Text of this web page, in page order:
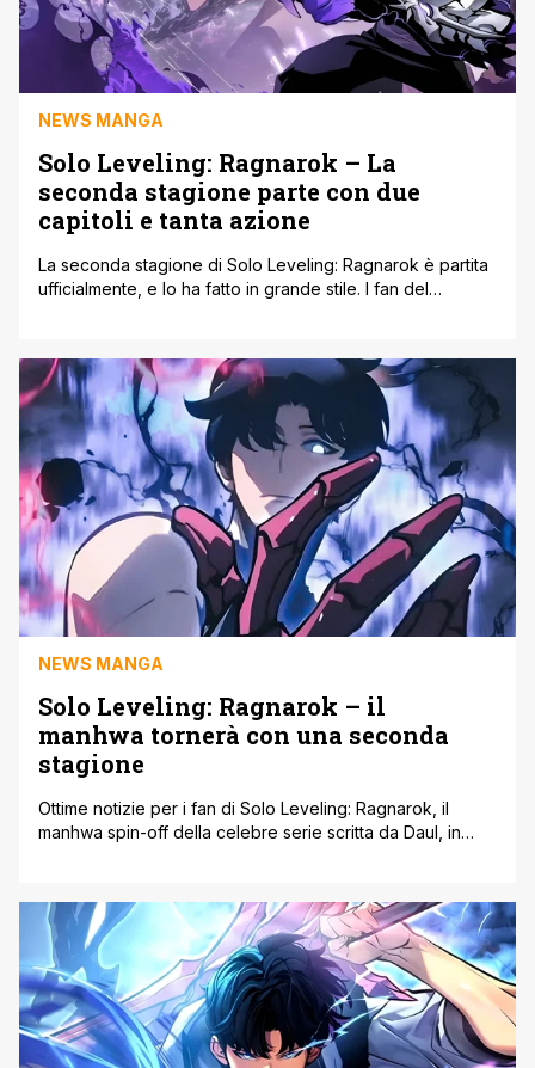
NEWS MANGA
Solo Leveling: Ragnarok – La
seconda stagione parte con due
capitoli e tanta azione
La seconda stagione di Solo Leveling: Ragnarok è partita
ufficialmente, e lo ha fatto in grande stile. I fan del
capitoli, che hanno già riacceso le discussioni e le teorie
online. Un ritorno molto atteso Dopo la conclusione [']
NEWS MANGA
Solo Leveling: Ragnarok – il
manhwa tornerà con una seconda
stagione
Ottime notizie per i fan di Solo Leveling: Ragnarok, il
manhwa spin-off della celebre serie scritta da Daul, in
ore, confermando che il sequel dedicato al figlio di
Jinwoo continuerà la sua corsa, dopo il successo dei
primi [']